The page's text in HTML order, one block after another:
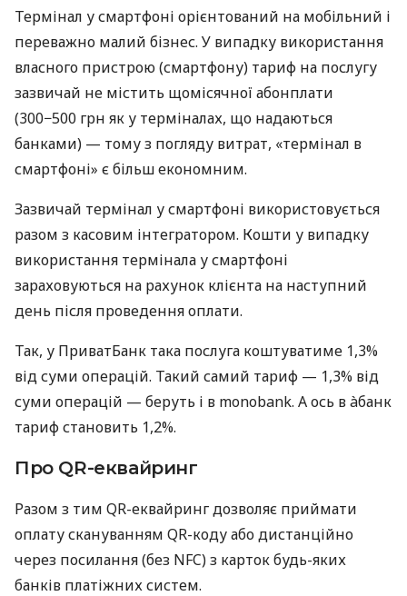
Термінал у смартфоні орієнтований на мобільний і
переважно малий бізнес. У випадку використання
власного пристрою (смартфону) тариф на послугу
зазвичай не містить щомісячної абонплати
(300−500 грн як у терміналах, що надаються
банками) — тому з погляду витрат, «термінал в
смартфоні» є більш економним.
Зазвичай термінал у смартфоні використовується
разом з касовим інтегратором. Кошти у випадку
використання термінала у смартфоні
зараховуються на рахунок клієнта на наступний
день після проведення оплати.
Так, у ПриватБанк така послуга коштуватиме 1,3%
від суми операцій. Такий самий тариф — 1,3% від
суми операцій — беруть і в monobank. А ось в àбанк
тариф становить 1,2%.
Про QR-еквайринг
Разом з тим QR-еквайринг дозволяє приймати
оплату скануванням QR-коду або дистанційно
через посилання (без NFC) з карток будь-яких
банків платіжних систем.